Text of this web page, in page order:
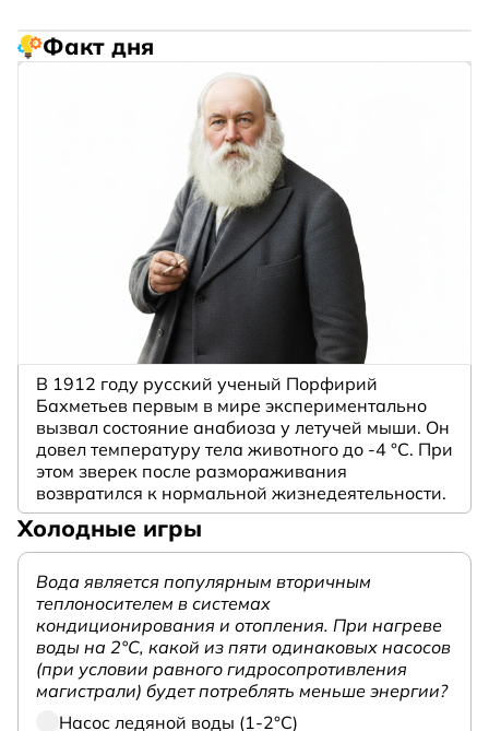
Факт дня
В 1912 году русский ученый Порфирий
Бахметьев первым в мире экспериментально
вызвал состояние анабиоза у летучей мыши. Он
довел температуру тела животного до -4 °C. При
этом зверек после размораживания
возвратился к нормальной жизнедеятельности.
Холодные игры
Вода является популярным вторичным
теплоносителем в системах
кондиционирования и отопления. При нагреве
воды на 2°С, какой из пяти одинаковых насосов
(при условии равного гидросопротивления
магистрали) будет потреблять меньше энергии?
Насос ледяной воды (1-2°С)